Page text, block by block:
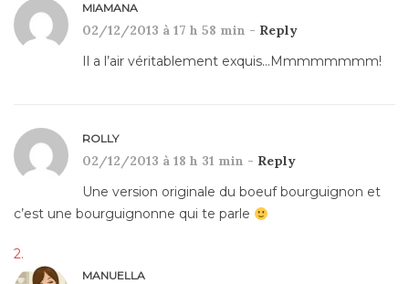
MIAMANA
02/12/2013 à 17 h 58 min - Reply
Il a l’air véritablement exquis…Mmmmmmmm!
ROLLY
02/12/2013 à 18 h 31 min - Reply
Une version originale du boeuf bourguignon et
c’est une bourguignonne qui te parle
MANUELLA